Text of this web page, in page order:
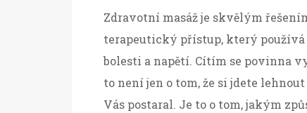
Zdravotní masáž je skvělým
terapeutický přístup, který
bolesti a napětí. Cítím se povinna
to není jen o tom, že si jdete
Vás postaral. Je to o tom, jakým